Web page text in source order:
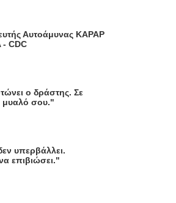
Αυτοάμυνας KAPAP
- CDC
ο δράστης. Σε
μυαλό σου."
υπερβάλλει.
επιβιώσει."